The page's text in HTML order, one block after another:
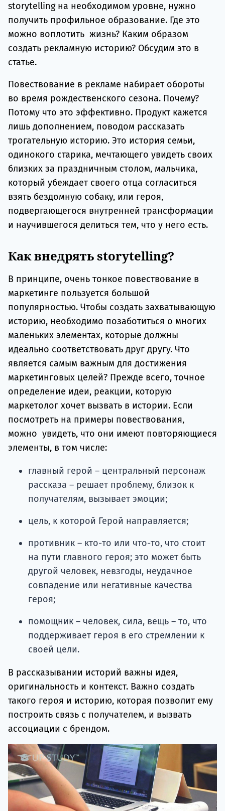
storytelling на необходимом уровне, нужно
получить профильное образование. Где это
можно воплотить жизнь? Каким образом
создать рекламную историю? Обсудим это в
статье.
Повествование в рекламе набирает обороты
во время рождественского сезона. Почему?
Потому что это эффективно. Продукт кажется
лишь дополнением, поводом рассказать
трогательную историю. Это история семьи,
одинокого старика, мечтающего увидеть своих
близких за праздничным столом, мальчика,
который убеждает своего отца согласиться
взять бездомную собаку, или героя,
подвергающегося внутренней трансформации
и научившегося делиться тем, что у него есть.
Как внедрять storytelling?
В принципе, очень тонкое повествование в
маркетинге пользуется большой
популярностью. Чтобы создать захватывающую
историю, необходимо позаботиться о многих
маленьких элементах, которые должны
идеально соответствовать друг другу. Что
является самым важным для достижения
маркетинговых целей? Прежде всего, точное
определение идеи, реакции, которую
маркетолог хочет вызвать в истории. Если
посмотреть на примеры повествования,
можно увидеть, что они имеют повторяющиеся
элементы, в том числе:
главный герой – центральный персонаж
рассказа – решает проблему, близок к
получателям, вызывает эмоции;
цель, к которой Герой направляется;
противник – кто-то или что-то, что стоит
на пути главного героя; это может быть
другой человек, невзгоды, неудачное
совпадение или негативные качества
героя;
помощник – человек, сила, вещь – то, что
поддерживает героя в его стремлении к
своей цели.
В рассказывании историй важны идея,
оригинальность и контекст. Важно создать
такого героя и историю, которая позволит ему
построить связь с получателем, и вызвать
ассоциации с брендом.